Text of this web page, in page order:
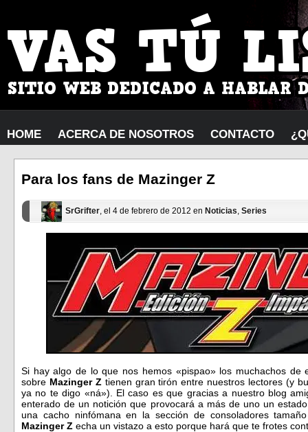
HOME ACERCA DE NOSOTROS CONTACTO
Para los fans de Mazinger Z
SrGrifter, el 4 de febrero de 2012 en Noticias, Series
Si hay algo de lo que nos hemos «pispao» los muchachos
sobre Mazinger Z tienen gran tirón entre nuestros lectores (y
ya no te digo «ná»). El caso es que gracias a nuestro blog
enterado de un notición que provocará a más de uno un
una cacho ninfómana en la sección de consoladores
Mazinger Z echa un vistazo a esto porque hará que te frotes